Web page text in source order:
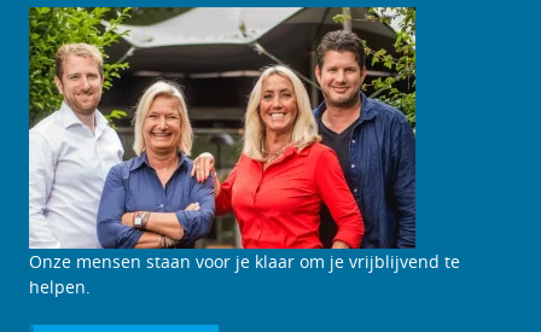
Studieadviesgesprek
aanvragen
Onze mensen staan voor je klaar om je vrijblijvend te
helpen.